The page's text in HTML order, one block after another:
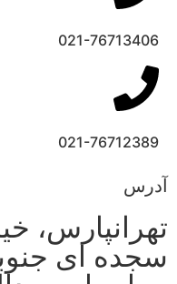
021-76713406
021-76712389
آدرس
تهرانپارس،
سجده ای